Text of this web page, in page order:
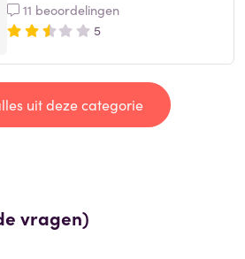
11 beoordelingen
5
uit deze categorie
vragen)